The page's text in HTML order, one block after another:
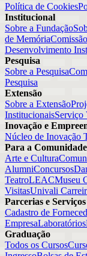
Política de Cookies
Institucional
Sobre a Fundação
de Memória
Desenvolvimento
Pesquisa
Sobre a Pesquisa
Pesquisa
Extensão
Sobre a Extensão
InstitucionaisServiço
Inovação e
Núcleo de Inovação
Para a Comunidade
Arte e Cultura
AlumniConcursos
TeatroLEACMuseu
VisitasUnivali
Parcerias e Serviços
Cadastro de
EmpresaLaboratórios
Graduação
Todos os Cursos